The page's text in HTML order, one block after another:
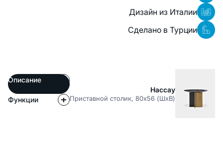
Дизайн из Италии
Сделано в Турции
Описание
Функции
Нассау
Приставной столик, 80x56 (ШxВ)